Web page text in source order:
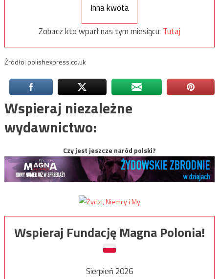
Inna kwota
Zobacz kto wparł nas tym miesiącu: Tutaj
Źródło: polishexpress.co.uk
Wspieraj niezależne
wydawnictwo:
Czy jest jeszcze naród polski?
Wspieraj Fundację Magna Polonia!
Sierpień 2026